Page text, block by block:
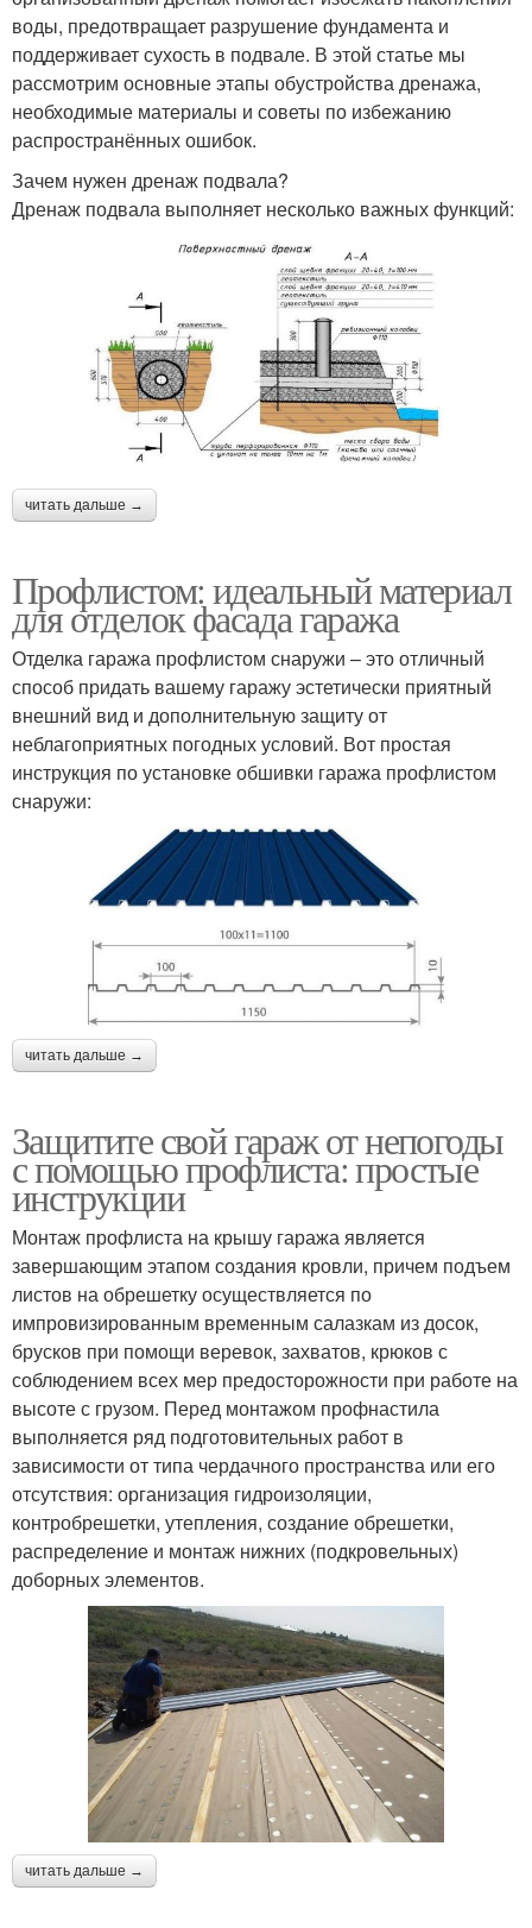
воды, предотвращает разрушение фундамента и
поддерживает сухость в подвале. В этой статье мы
рассмотрим основные этапы обустройства дренажа,
необходимые материалы и советы по избежанию
распространённых ошибок.
Зачем нужен дренаж подвала?
Дренаж подвала выполняет несколько важных функций:
читать дальше →
Профлистом: идеальный материал
для отделок фасада гаража
Отделка гаража профлистом снаружи – это отличный
способ придать вашему гаражу эстетически приятный
внешний вид и дополнительную защиту от
неблагоприятных погодных условий. Вот простая
инструкция по установке обшивки гаража профлистом
снаружи:
читать дальше →
Защитите свой гараж от непогоды
с помощью профлиста: простые
инструкции
Монтаж профлиста на крышу гаража является
завершающим этапом создания кровли, причем подъем
листов на обрешетку осуществляется по
импровизированным временным салазкам из досок,
брусков при помощи веревок, захватов, крюков с
соблюдением всех мер предосторожности при работе на
высоте с грузом. Перед монтажом профнастила
выполняется ряд подготовительных работ в
зависимости от типа чердачного пространства или его
отсутствия: организация гидроизоляции,
контробрешетки, утепления, создание обрешетки,
распределение и монтаж нижних (подкровельных)
доборных элементов.
читать дальше →